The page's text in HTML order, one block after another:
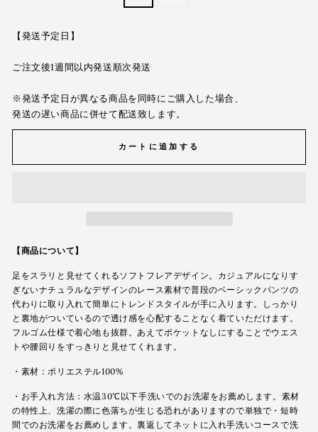
【発送予定日】
ご注文後1週間以内発送順次発送
※発送予定日が異なる商品を同時にご購入した場合、
発送の遅い商品に併せて配送致します。
カートに追加する
【商品について】
足をスラリと見せてくれるソフトフレアデザイン。カジュアルになりす
ぎないナチュラルなデザインのレース素材で普段のベーシックパンツの
代わりに取り入れて簡単にトレンドスタイルが手に入ります。しっかり
と裏地がついているので透け感を心配することなく着ていただけます。
フルゴム仕様で着心地も抜群。あえてポケットなしにすることでウエス
トや腰回りをすっきりと見せてくれます。
・素材：ポリエステル100%
・お手入れ方法：水温30℃以下手洗いでのお洗濯をお薦めします。素材
の特性上、洗濯の際に色落ちが生じる恐れがありますので単独で・短時
間でのお洗濯をお薦めします。裏返してネットに入れ手洗いコースで洗